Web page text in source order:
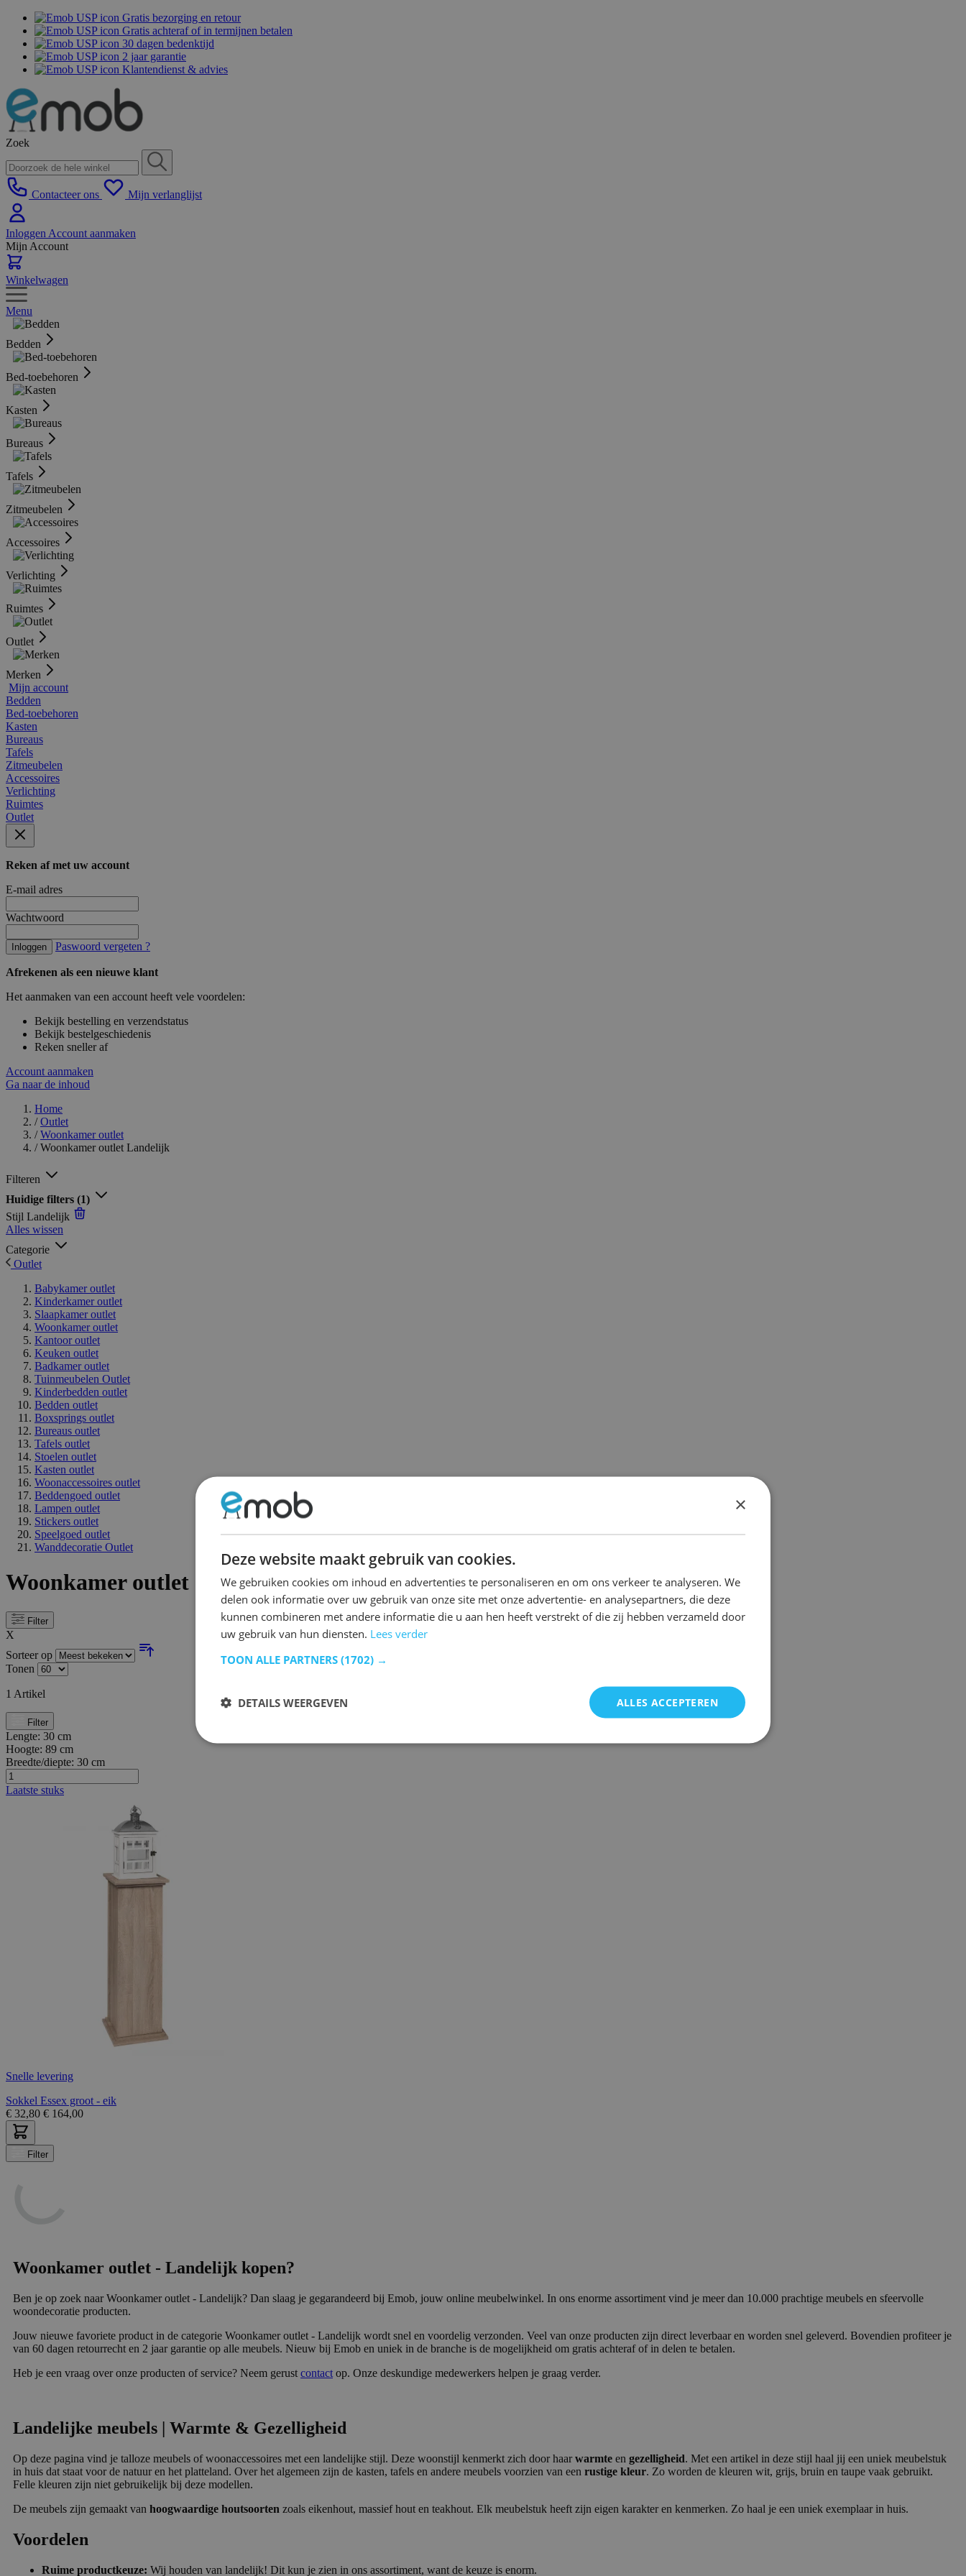
Gratis bezorging en retour
Gratis achteraf of in termijnen betalen
30 dagen bedenktijd
2 jaar garantie
Klantendienst & advies
Zoek
Contacteer ons Mijn verlanglijst
Inloggen Account aanmaken
Mijn Account
Winkelwagen
Menu
Bedden
Bed-toebehoren
Kasten
Bureaus
Tafels
Zitmeubelen
Accessoires
Verlichting
Ruimtes
Outlet
Merken
Mijn account
Bedden
Bed-toebehoren
Kasten
Bureaus
Tafels
Zitmeubelen
Accessoires
Verlichting
Ruimtes
Outlet
Reken af met uw account
E-mail adres
Wachtwoord
Inloggen Paswoord vergeten ?
Afrekenen als een nieuwe klant
Het aanmaken van een account heeft vele voordelen:
Bekijk bestelling en verzendstatus
Bekijk bestelgeschiedenis
Reken sneller af
Account aanmaken
Ga naar de inhoud
Home
/ Outlet
/ Woonkamer outlet
/ Woonkamer outlet Landelijk
Filteren
Huidige filters (1)
Stijl Landelijk
Alles wissen
Categorie
Outlet
Babykamer outlet
Kinderkamer outlet
Slaapkamer outlet
Woonkamer outlet
Kantoor outlet
Keuken outlet
Badkamer outlet
Tuinmeubelen Outlet
Kinderbedden outlet
Bedden outlet
Boxsprings outlet
Bureaus outlet
Tafels outlet
Stoelen outlet
Kasten outlet
Woonaccessoires outlet
Beddengoed outlet
Lampen outlet
Stickers outlet
Speelgoed outlet
Wanddecoratie Outlet
Woonkamer outlet - Landelijk
Filter
X
Sorteer op
Tonen
1 Artikel
Filter
Lengte: 30 cm
Hoogte: 89 cm
Breedte/diepte: 30 cm
Laatste stuks
Snelle levering
Sokkel Essex groot - eik
€ 32,80 € 164,00
Filter
Woonkamer outlet - Landelijk kopen?
Ben je op zoek naar Woonkamer outlet - Landelijk? Dan slaag je gegarandeerd bij Emob, jouw online meubelwinkel. In ons enorme assortiment vind je meer dan 10.000 prachtige meubels en sfeervolle
woondecoratie producten.
Jouw nieuwe favoriete product in de categorie Woonkamer outlet - Landelijk wordt snel en voordelig verzonden. Veel van onze producten zijn direct leverbaar en worden snel geleverd. Bovendien profiteer je
van 60 dagen retourrecht en 2 jaar garantie op alle meubels. Nieuw bij Emob en uniek in de branche is de mogelijkheid om gratis achteraf of in delen te betalen.
Heb je een vraag over onze producten of service? Neem gerust contact op. Onze deskundige medewerkers helpen je graag verder.
Landelijke meubels | Warmte & Gezelligheid
Op deze pagina vind je talloze meubels of woonaccessoires met een landelijke stijl. Deze woonstijl kenmerkt zich door haarwarmte en gezelligheid. Met een artikel in deze stijl haal jij een uniek meubelstuk
in huis dat staat voor de natuur en het platteland. Over het algemeen zijn de kasten, tafels en andere meubels voorzien van een rustige kleur. Zo worden de kleuren wit, grijs, bruin en taupe vaak gebruikt.
Felle kleuren zijn niet gebruikelijk bij deze modellen.
De meubels zijn gemaakt van hoogwaardige houtsoorten zoals eikenhout, massief hout en teakhout. Elk meubelstuk heeft zijn eigen karakter en kenmerken. Zo haal je een uniek exemplaar in huis.
Voordelen
Ruime productkeuze: Wij houden van landelijk! Dit kun je zien in ons assortiment, want de keuze is enorm.
×
Deze website maakt gebruik van cookies.
We gebruiken cookies om inhoud en advertenties te personaliseren en om ons verkeer te analyseren. We
delen ook informatie over uw gebruik van onze site met onze advertentie- en analysepartners, die deze
kunnen combineren met andere informatie die u aan hen heeft verstrekt of die zij hebben verzameld door
uw gebruik van hun diensten. Lees verder
TOON ALLE PARTNERS (1702) →
ALLES ACCEPTEREN
DETAILS WEERGEVEN